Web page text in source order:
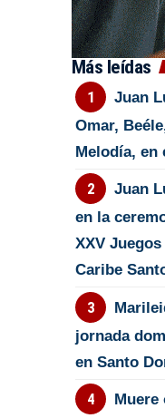
Más leídas
Juan
Omar,
Melodía, en
Juan
en la
XXV
Caribe
jornada
en Santo
Muere